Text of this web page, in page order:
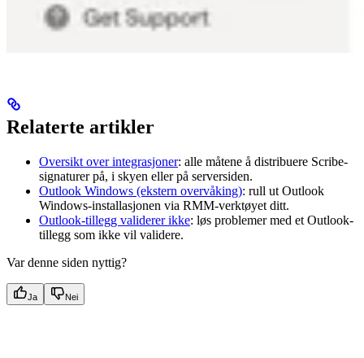
Relaterte artikler
Oversikt over integrasjoner: alle måtene å distribuere Scribe-
signaturer på, i skyen eller på serversiden.
Outlook Windows (ekstern overvåking): rull ut Outlook
Windows-installasjonen via RMM-verktøyet ditt.
Outlook-tillegg validerer ikke: løs problemer med et Outlook-
tillegg som ikke vil validere.
Var denne siden nyttig?
Ja Nei